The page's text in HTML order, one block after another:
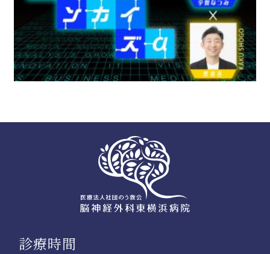
診療時間